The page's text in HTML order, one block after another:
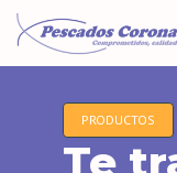
PRODUCTOS